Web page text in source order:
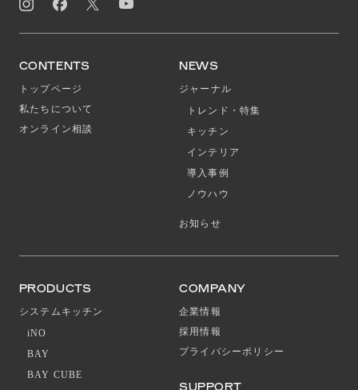
CONTENTS
トップページ
私たちについて
オンライン相談
NEWS
ジャーナル
トレンド・特集
キッチン
インテリア
導入事例
ノウハウ
お知らせ
PRODUCTS
システムキッチン
iNO
BAY
BAY CUBE
COMPANY
企業情報
採用情報
プライバシーポリシー
SUPPORT